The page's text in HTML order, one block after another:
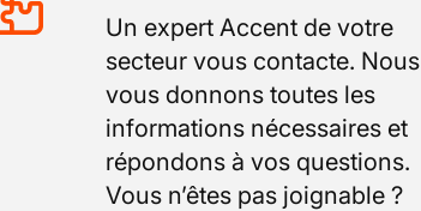
Un expert Accent de votre
secteur vous contacte. Nous
vous donnons toutes les
informations nécessaires et
répondons à vos questions.
Vous n’êtes pas joignable ?